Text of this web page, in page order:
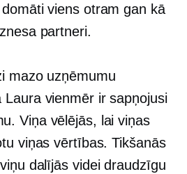
viens otram gan kā
partneri.
mazo uzņēmumu
vienmēr ir sapņojusi
Viņa vēlējās, lai viņas
viņas vērtības. Tikšanās
dalījās videi draudzīgu